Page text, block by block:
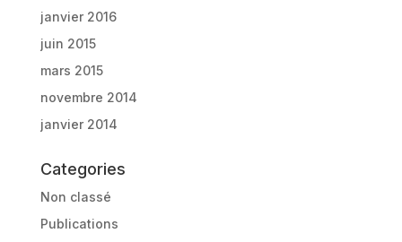
janvier 2016
juin 2015
mars 2015
novembre 2014
janvier 2014
Categories
Non classé
Publications